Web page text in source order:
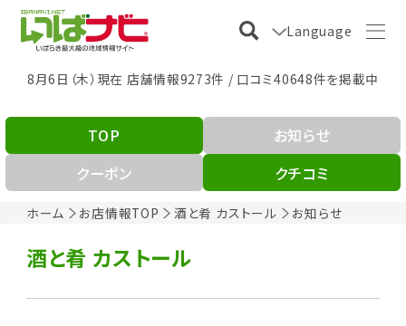
Language
8月6日（木）現在 店舗情報9273件 / 口コミ40648件を掲載中
ホーム お店情報TOP 酒と肴 カストール お知らせ
TOP
お知らせ
クーポン
クチコミ
酒と肴 カストール